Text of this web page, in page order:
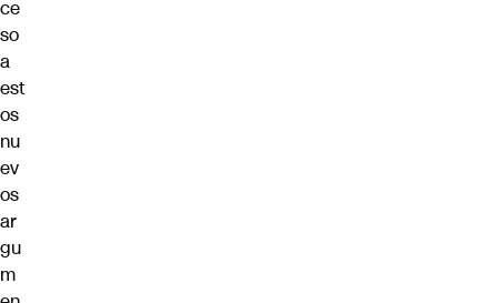
ce
so
a
est
os
nu
ev
os
ar
gu
m